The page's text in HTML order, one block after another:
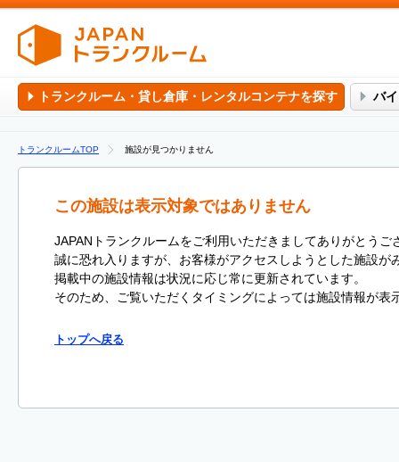
トランクルーム・貸し倉庫・レンタルコンテナを探す バ
トランクルームTOP 施設が見つかりません
この施設は表示対象ではありません
JAPANトランクルームをご利用いただきましてありがとうご
誠に恐れ入りますが、お客様がアクセスしようとした施設が
掲載中の施設情報は状況に応じ常に更新されています。
そのため、ご覧いただくタイミングによっては施設情報が表
トップへ戻る